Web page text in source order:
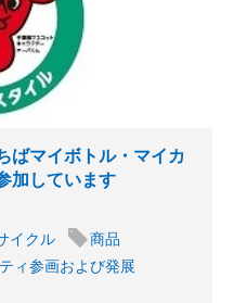
ばマイボトル・マイカ
加しています
イクル
商品
ィ参画および発展